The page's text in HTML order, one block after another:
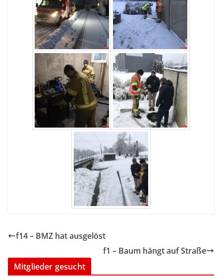
f14 – BMZ hat ausgelöst
f1 – Baum hängt auf Straße
Mitglieder gesucht